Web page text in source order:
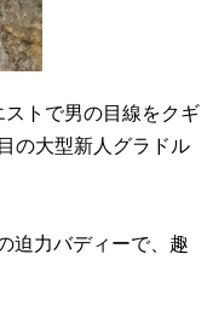
トで男の目線をクギ
の大型新人グラドル
迫力バディーで、趣